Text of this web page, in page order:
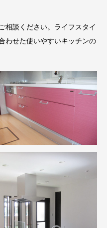
相談ください。ライフスタイ
わせた使いやすいキッチンの